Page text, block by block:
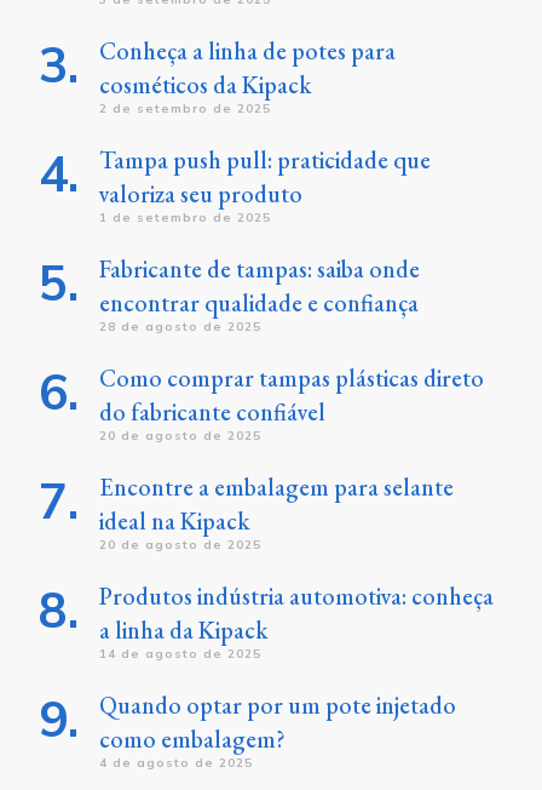
Conheça a linha de potes para
cosméticos da Kipack
2 de setembro de 2025
Tampa push pull: praticidade que
valoriza seu produto
1 de setembro de 2025
Fabricante de tampas: saiba onde
encontrar qualidade e confiança
28 de agosto de 2025
Como comprar tampas plásticas direto
do fabricante confiável
20 de agosto de 2025
Encontre a embalagem para selante
ideal na Kipack
20 de agosto de 2025
Produtos indústria automotiva: conheça
a linha da Kipack
14 de agosto de 2025
Quando optar por um pote injetado
como embalagem?
4 de agosto de 2025